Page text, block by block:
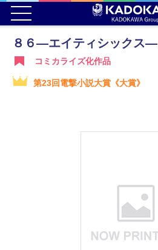
８６―エイティシックス―
コミカライズ化作品
第23回電撃小説大賞《大賞》